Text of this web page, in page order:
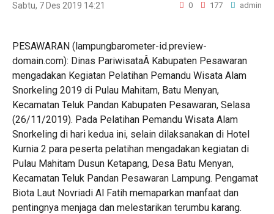
Sabtu, 7 Des 2019 14:21 0 177 admin
PESAWARAN (lampungbarometer-id.preview-
domain.com): Dinas PariwisataÂ Kabupaten Pesawaran
mengadakan Kegiatan Pelatihan Pemandu Wisata Alam
Snorkeling 2019 di Pulau Mahitam, Batu Menyan,
Kecamatan Teluk Pandan Kabupaten Pesawaran, Selasa
(26/11/2019). Pada Pelatihan Pemandu Wisata Alam
Snorkeling di hari kedua ini, selain dilaksanakan di Hotel
Kurnia 2 para peserta pelatihan mengadakan kegiatan di
Pulau Mahitam Dusun Ketapang, Desa Batu Menyan,
Kecamatan Teluk Pandan Pesawaran Lampung. Pengamat
Biota Laut Novriadi Al Fatih memaparkan manfaat dan
pentingnya menjaga dan melestarikan terumbu karang.